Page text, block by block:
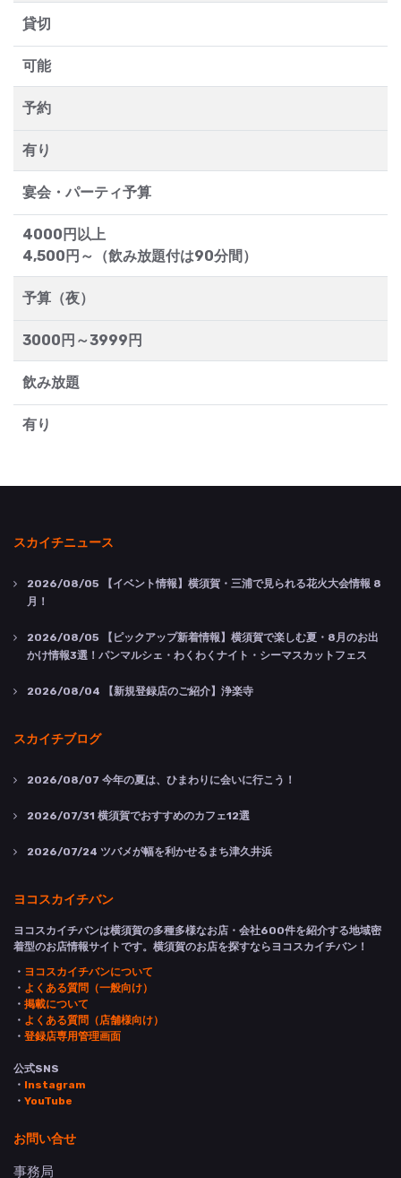
貸切
可能
予約
有り
宴会・パーティ予算
4000円以上
4,500円～（飲み放題付は90分間）
予算（夜）
3000円～3999円
飲み放題
有り
スカイチニュース
2026/08/05 【イベント情報】横須賀・三浦で見られる花火大会情報 8
月！
2026/08/05 【ピックアップ新着情報】横須賀で楽しむ夏・8月のお出
かけ情報3選！パンマルシェ・わくわくナイト・シーマスカットフェス
2026/08/04 【新規登録店のご紹介】浄楽寺
スカイチブログ
2026/08/07 今年の夏は、ひまわりに会いに行こう！
2026/07/31 横須賀でおすすめのカフェ12選
2026/07/24 ツバメが幅を利かせるまち津久井浜
ヨコスカイチバン
ヨコスカイチバンは横須賀の多種多様なお店・会社600件を紹介する地域密
着型のお店情報サイトです。横須賀のお店を探すならヨコスカイチバン！
・ ヨコスカイチバンについて
・ よくある質問（一般向け）
・ 掲載について
・ よくある質問（店舗様向け）
・ 登録店専用管理画面
公式SNS
・ Instagram
・ YouTube
お問い合せ
事務局